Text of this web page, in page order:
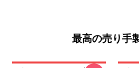
最高の売り手